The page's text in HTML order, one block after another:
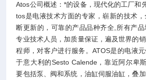
Atos公司概述：*的设备，现代化的工厂和
tos是电液技术方面的专家，崭新的技术
断更新的，可靠的产品品种齐全,所有产品
专业技术人员，加质量保证，遍及世界的
程师，对客户进行服务。ATOS是的电液
于意大利的Sesto Calende，靠近阿尔卑
要包括泵、阀和系统，油缸伺服油缸，叠